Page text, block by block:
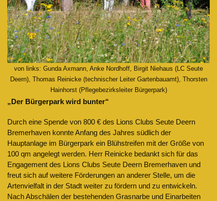
von links: Gunda Axmann, Anke Nordhoff, Birgit Niehaus (LC Seute
Deern), Thomas Reinicke (technischer Leiter Gartenbauamt), Thorsten
Hainhorst (Pflegebezirksleiter Bürgerpark)
„Der Bürgerpark wird bunter“
Durch eine Spende von 800 € des Lions Clubs Seute Deern
Bremerhaven konnte Anfang des Jahres südlich der
Hauptanlage im Bürgerpark ein Blühstreifen mit der Größe von
100 qm angelegt werden. Herr Reinicke bedankt sich für das
Engagement des Lions Clubs Seute Deern Bremerhaven und
freut sich auf weitere Förderungen an anderer Stelle, um die
Artenvielfalt in der Stadt weiter zu fördern und zu entwickeln.
Nach Abschälen der bestehenden Grasnarbe und Einarbeiten